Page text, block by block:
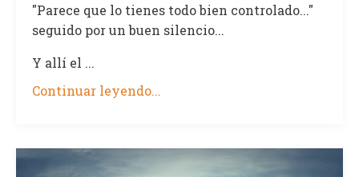
"Parece que lo tienes todo bien controlado..."
seguido por un buen silencio...
Y allí el ...
Continuar leyendo...